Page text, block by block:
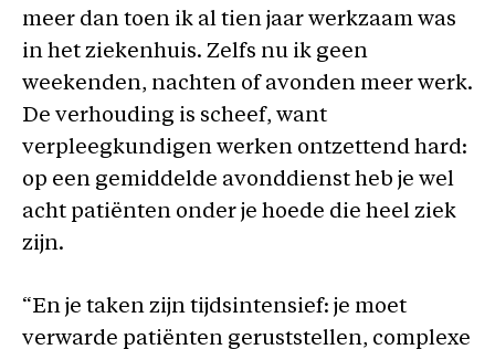
meer dan toen ik al tien jaar werkzaam was
in het ziekenhuis. Zelfs nu ik geen
weekenden, nachten of avonden meer werk.
De verhouding is scheef, want
verpleegkundigen werken ontzettend hard:
op een gemiddelde avonddienst heb je wel
acht patiënten onder je hoede die heel ziek
zijn.
“En je taken zijn tijdsintensief: je moet
verwarde patiënten geruststellen, complexe